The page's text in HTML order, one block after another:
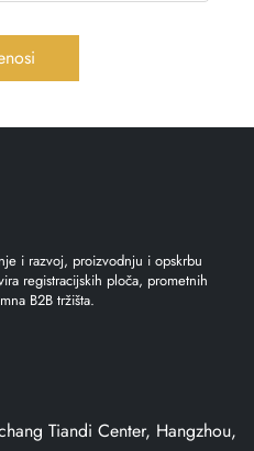
i razvoj, proizvodnju i opskrbu
registracijskih ploča, prometnih
B2B tržišta.
Tiandi Center, Hangzhou,